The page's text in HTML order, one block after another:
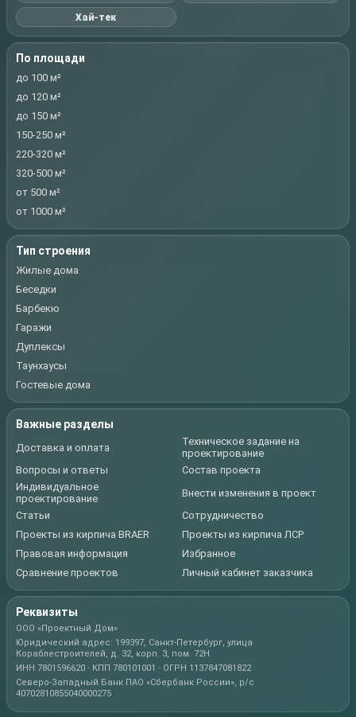
Хай-тек
По площади
до 100 м²
до 120 м²
до 150 м²
150-250 м²
220-320 м²
320-500 м²
от 500 м²
от 1000 м²
Тип строения
Жилые дома
Беседки
Барбекю
Гаражи
Дуплексы
Таунхаусы
Гостевые дома
Важные разделы
Доставка и оплата
Техническое задание на
проектирование
Вопросы и ответы
Состав проекта
Индивидуальное
проектирование
Внести изменения в проект
Статьи
Сотрудничество
Проекты из кирпича BRAER
Проекты из кирпича ЛСР
Правовая информация
Избранное
Сравнение проектов
Личный кабинет заказчика
Реквизиты
ООО «Проектный Дом»
Юридический адрес: 199397, Санкт-Петербург, улица
Кораблестроителей, д. 32, корп. 3, пом. 72Н
ИНН 7801596620 · КПП 780101001 · ОГРН 1137847081822
Северо-Западный Банк ПАО «Сбербанк России», р/с
40702810855040000275